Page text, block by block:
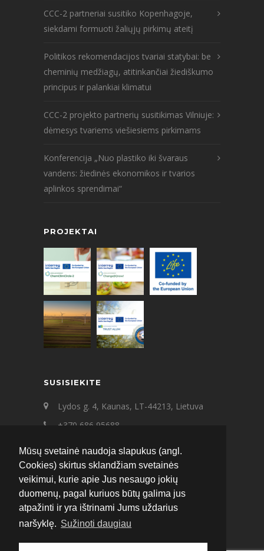
Mūsų svetainė naudoja slapukus (angl.
Cookies) skirtus sklandžiam svetainės
veikimui, kurie apie Jus nesaugo jokių
duomenų, pagal kuriuos būtų galima jus
atpažinti ir yra ištrinami Jums uždarius
naršyklę. Sužinoti daugiau
CCC-2 partneriai susitiko Kopenhagoje,
siekdami formuoti žaliųjų pirkimų ateitį
Politikos rekomendacijos tvariai statybai: be
cheminių medžiagų, atitinkančiai žiediškumo
principus ir palankiai klimatui
CCC-2 projekto partnerių susitikimas Vilniuje:
dėmesys tvariems viešiesiems pirkimams
Konferencija „Nuo plastiko iki švaraus
vandens: žiedinės ekonomikos ir tvarios
aplinkos sprendimai“
PROJEKTAI
SUSISIEKITE
Lydos g. 4, Kaunas, LT-44213, Lietuva
+370 686 95688
ecat@ecat.lt
Facebook
Instagram
LinkedIn